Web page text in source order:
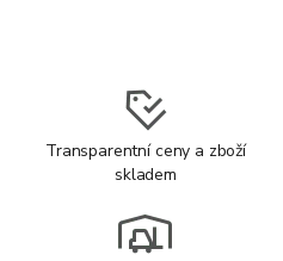
Transparentní ceny a zboží
skladem